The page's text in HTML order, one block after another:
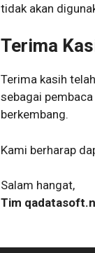
tidak akan
Terima
Terima kasih
sebagai
berkembang.
Kami berharap
Salam hangat,
Tim